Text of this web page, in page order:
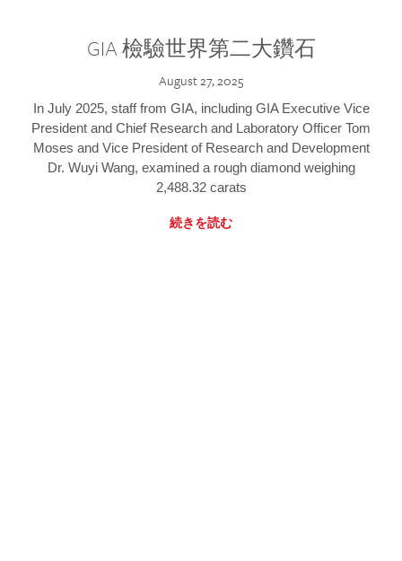
GIA 檢驗世界第二大鑽石
August 27, 2025
In July 2025, staff from GIA, including GIA Executive Vice
President and Chief Research and Laboratory Officer Tom
Moses and Vice President of Research and Development
Dr. Wuyi Wang, examined a rough diamond weighing
2,488.32 carats
続きを読む